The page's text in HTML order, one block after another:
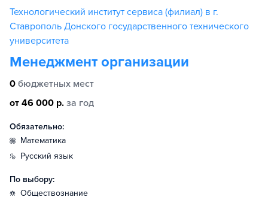
Технологический институт сервиса (филиал) в г.
Ставрополь Донского государственного технического
университета
Менеджмент организации
0 бюджетных мест
от 46 000 р. за год
Обязательно:
математика
русский язык
По выбору:
обществознание